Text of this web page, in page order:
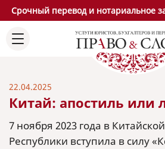
Срочный перевод и нотариальное
22.04.2025
Китай: апостиль или
7 ноября 2023 года в
Республики вступила в силу